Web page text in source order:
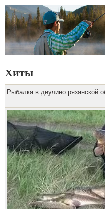
Хиты
Рыбалка в деулино рязанской